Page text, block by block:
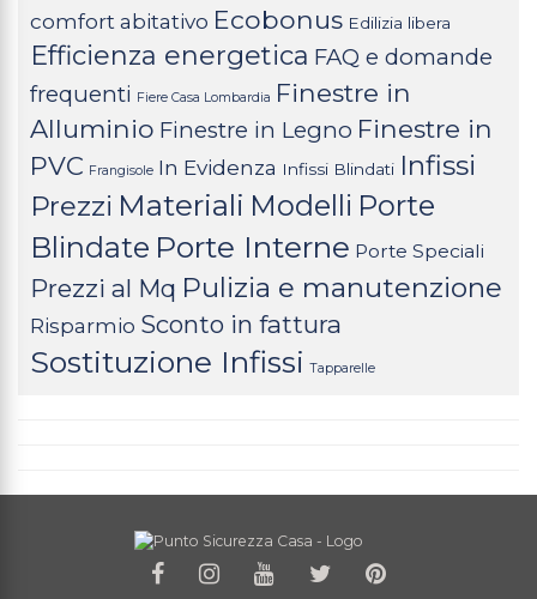
comfort abitativo Ecobonus Edilizia libera
Efficienza energetica FAQ e domande
frequenti Fiere Casa Lombardia Finestre in
Alluminio Finestre in Legno Finestre in
PVC Frangisole In Evidenza Infissi Blindati Infissi
Prezzi Materiali Modelli Porte
Blindate Porte Interne Porte Speciali
Prezzi al Mq Pulizia e manutenzione
Risparmio Sconto in fattura
Sostituzione Infissi Tapparelle